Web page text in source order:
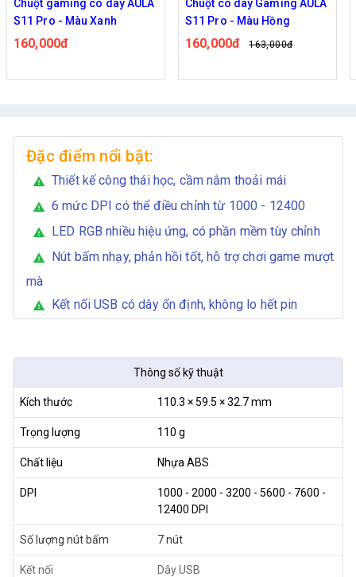
Chuột gaming có dây AULA
S11 Pro - Màu Xanh
160,000đ
Chuột có dây Gaming AULA
S11 Pro - Màu Hồng
160,000đ 163,000đ
Đặc điểm nổi bật:
warning Thiết kế công thái học, cầm nắm thoải mái
warning 6 mức DPI có thể điều chỉnh từ 1000 - 12400
warning LED RGB nhiều hiệu ứng, có phần mềm tùy chỉnh
warning
Nút bấm nhạy, phản hồi tốt, hỗ trợ chơi game mượt
mà
warning Kết nối USB có dây ổn định, không lo hết pin
Thông số kỹ thuật
Kích thước 110.3 × 59.5 × 32.7 mm
Trọng lượng 110 g
Chất liệu Nhựa ABS
DPI
1000 - 2000 - 3200 - 5600 - 7600 -
12400 DPI
Số lượng nút bấm 7 nút
Kết nối Dây USB